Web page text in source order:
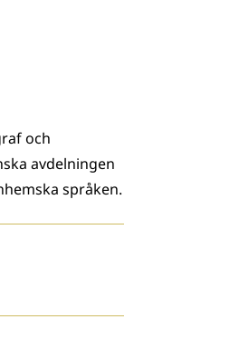
och
avdelningen
språken.